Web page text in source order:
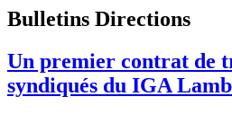
Bulletins Directions
Un premier contrat de
syndiqués du IGA